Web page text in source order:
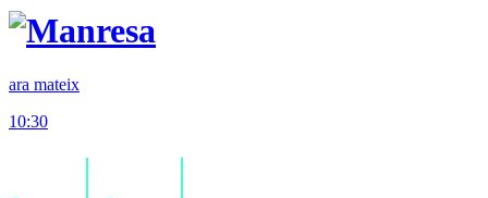
ara mateix
10:30